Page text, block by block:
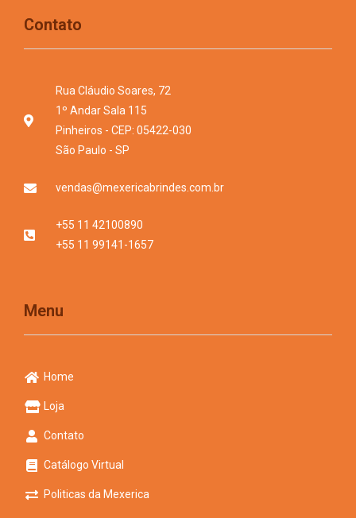
Contato
Rua Cláudio Soares, 72
1º Andar Sala 115
Pinheiros - CEP: 05422-030
São Paulo - SP
vendas@mexericabrindes.com.br
+55 11 42100890
+55 11 99141-1657
Menu
Home
Loja
Contato
Catálogo Virtual
Politicas da Mexerica